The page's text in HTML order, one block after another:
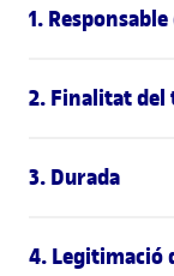
1.
2. Finalitat
3. Durada
4. Legitimació